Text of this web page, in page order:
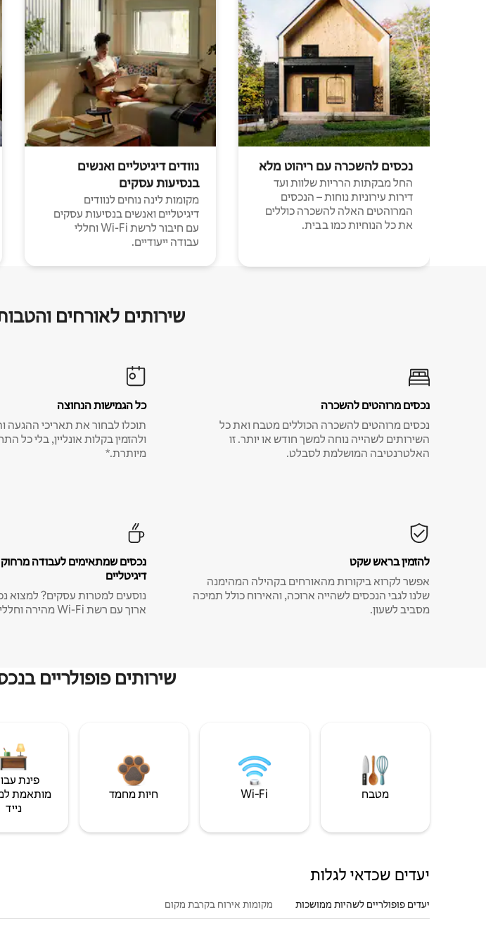
נכסים להשכרה עם ריהוט מלא
החל מבקתות הרריות שלוות ועד
דירות עירוניות נוחות – הנכסים
המרוהטים האלה להשכרה כוללים
את כל הנוחיות כמו בבית.
נוודים דיגיטליים ואנשים
בנסיעות עסקים
מקומות לינה נוחים לנוודים
דיגיטליים ואנשים בנסיעות עסקים
עם חיבור לרשת Wi-Fi וחללי
עבודה ייעודיים.
שירותים לאורחים
נכסים מרוהטים להשכרה
נכסים מרוהטים להשכרה הכוללים מטבח ואת כל
השירותים לשהייה נוחה למשך חודש או יותר. זו
האלטרנטיבה המושלמת לסבלט.
כל הגמישות הנחוצה
תוכלו לבחור את תאריכי ההגעה
ולהזמין בקלות אונליין, בלי כל
מיותרת.*
להזמין בראש שקט
אפשר לקרוא ביקורות מהאורחים בקהילה המהימנה
שלנו לגבי הנכסים לשהייה ארוכה, והאירוח כולל תמיכה
מסביב לשעון.
נכסים שמתאימים לעבודה מרחוק
דיגיטליים
נוסעים למטרות עסקים? למצוא
ארוך עם רשת Wi-Fi מהירה וחללי עבודה ייעודיים.
שירותים פופולריים
מטבח Wi‑Fi חיות מחמד
פינת
מותאמת
נייד
יעדים שכדאי לגלות
יעדים פופולריים לשהיות ממושכות מקומות אירוח בקרבת מקום